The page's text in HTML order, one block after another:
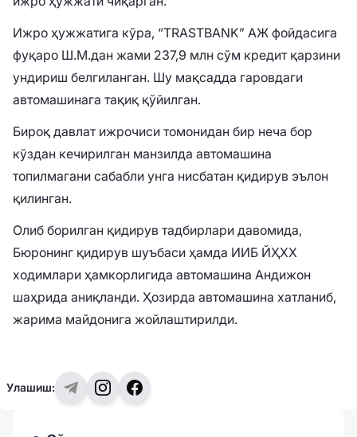
Ижро ҳужжатига кўра, “TRASTBANK” АЖ фойдасига
фуқаро Ш.М.дан жами 237,9 млн сўм кредит қарзини
ундириш белгиланган. Шу мақсадда гаровдаги
автомашинага тақиқ қўйилган.
Бироқ давлат ижрочиси томонидан бир неча бор
кўздан кечирилган манзилда автомашина
топилмагани сабабли унга нисбатан қидирув эълон
қилинган.
Олиб борилган қидирув тадбирлари давомида,
Бюронинг қидирув шуъбаси ҳамда ИИБ ЙҲХХ
ходимлари ҳамкорлигида автомашина Андижон
шаҳрида аниқланди. Ҳозирда автомашина хатланиб,
жарима майдонига жойлаштирилди.
Улашиш: